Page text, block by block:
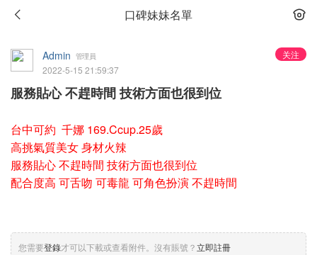
口碑妹妹名單
关注
Admin 管理員
2022-5-15 21:59:37
服務貼心 不趕時間 技術方面也很到位
台中可約 千娜 169.Ccup.25歲
高挑氣質美女 身材火辣
服務貼心 不趕時間 技術方面也很到位
配合度高 可舌吻 可毒龍 可角色扮演 不趕時間
您需要登錄才可以下載或查看附件。沒有賬號？立即註冊